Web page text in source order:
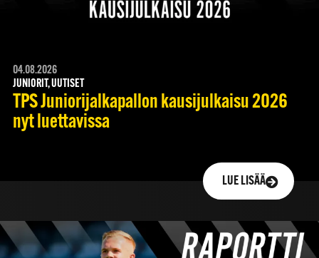
04.08.2026
JUNIORIT, UUTISET
TPS Juniorijalkapallon kausijulkaisu 2026
nyt luettavissa
LUE LISÄÄ